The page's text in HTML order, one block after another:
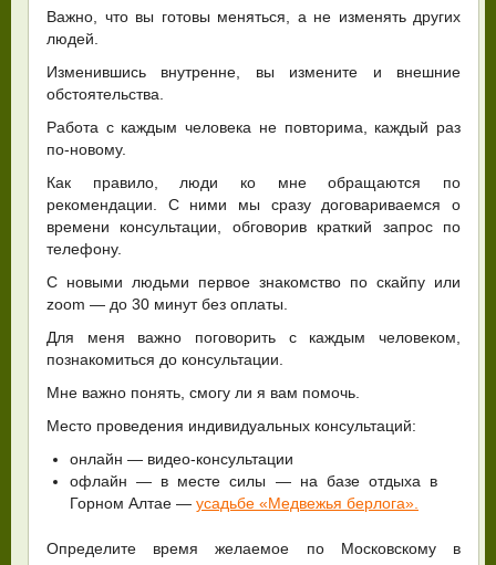
Важно, что вы готовы меняться, а не изменять других
людей.
Изменившись внутренне, вы измените и внешние
обстоятельства.
Работа с каждым человека не повторима, каждый раз
по-новому.
Как правило, люди ко мне обращаются по
рекомендации. С ними мы сразу договариваемся о
времени консультации, обговорив краткий запрос по
телефону.
С новыми людьми первое знакомство по скайпу или
zoom — до 30 минут без оплаты.
Для меня важно поговорить с каждым человеком,
познакомиться до консультации.
Мне важно понять, смогу ли я вам помочь.
Место проведения индивидуальных консультаций:
онлайн — видео-консультации
офлайн — в месте силы — на базе отдыха в
Горном Алтае — усадьбе «Медвежья берлога».
Определите время желаемое по Московскому в